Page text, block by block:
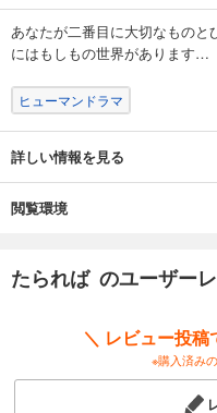
あなたが二番目に大切なものと
にはもしもの世界があります…
ヒューマンドラマ
詳しい情報を見る
閲覧環境
たられば のユーザー
＼ レビュー投
※購入済み